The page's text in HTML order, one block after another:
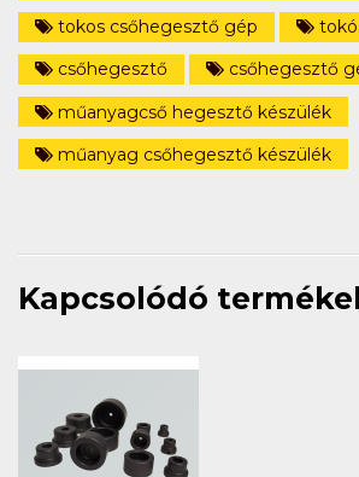
tokos csőhegesztő gép
csőhegesztő
csőhegesztő
műanyagcső hegesztő készülék
műanyag csőhegesztő készülék
Kapcsolódó